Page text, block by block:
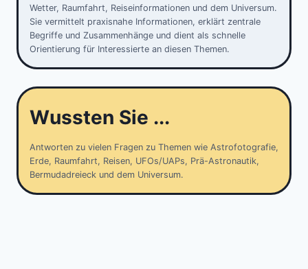
Wetter, Raumfahrt, Reiseinformationen und dem Universum.
Sie vermittelt praxisnahe Informationen, erklärt zentrale
Begriffe und Zusammenhänge und dient als schnelle
Orientierung für Interessierte an diesen Themen.
Wussten Sie ...
Antworten zu vielen Fragen zu Themen wie Astrofotografie,
Erde, Raumfahrt, Reisen, UFOs/UAPs, Prä-Astronautik,
Bermudadreieck und dem Universum.